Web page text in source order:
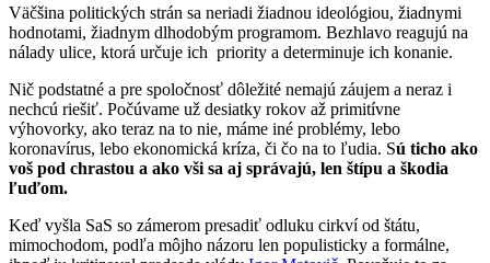
Väčšina politických strán sa neriadi žiadnou ideológiou, žiadnymi
hodnotami, žiadnym dlhodobým programom. Bezhlavo reagujú na
nálady ulice, ktorá určuje ich priority a determinuje ich konanie.
Nič podstatné a pre spoločnosť dôležité nemajú záujem a neraz i
nechcú riešiť. Počúvame už desiatky rokov až primitívne
výhovorky, ako teraz na to nie, máme iné problémy, lebo
koronavírus, lebo ekonomická kríza, či čo na to ľudia. Sú ticho ako
voš pod chrastou a ako vši sa aj správajú, len štípu a škodia
ľuďom.
Keď vyšla SaS so zámerom presadiť odluku cirkví od štátu,
mimochodom, podľa môjho názoru len populisticky a formálne,